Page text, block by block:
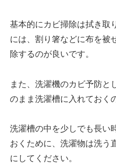
基本的にカビ掃除は拭き取
には、割り箸などに布を被
除するのが良いです。
また、洗濯機のカビ予防と
のまま洗濯槽に入れておく
洗濯槽の中を少しでも長い
おくために、洗濯物は洗う
にしてください。